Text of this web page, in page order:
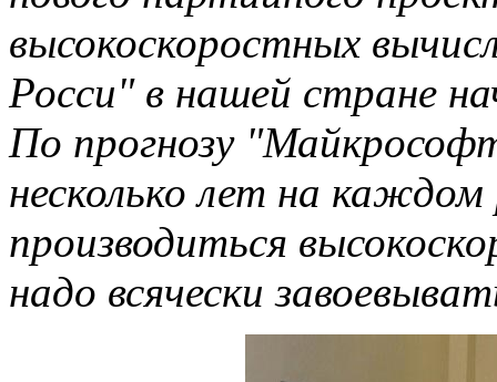
высокоскоростных
Росси" в нашей стране
По прогнозу
несколько лет на
производиться
надо всячески